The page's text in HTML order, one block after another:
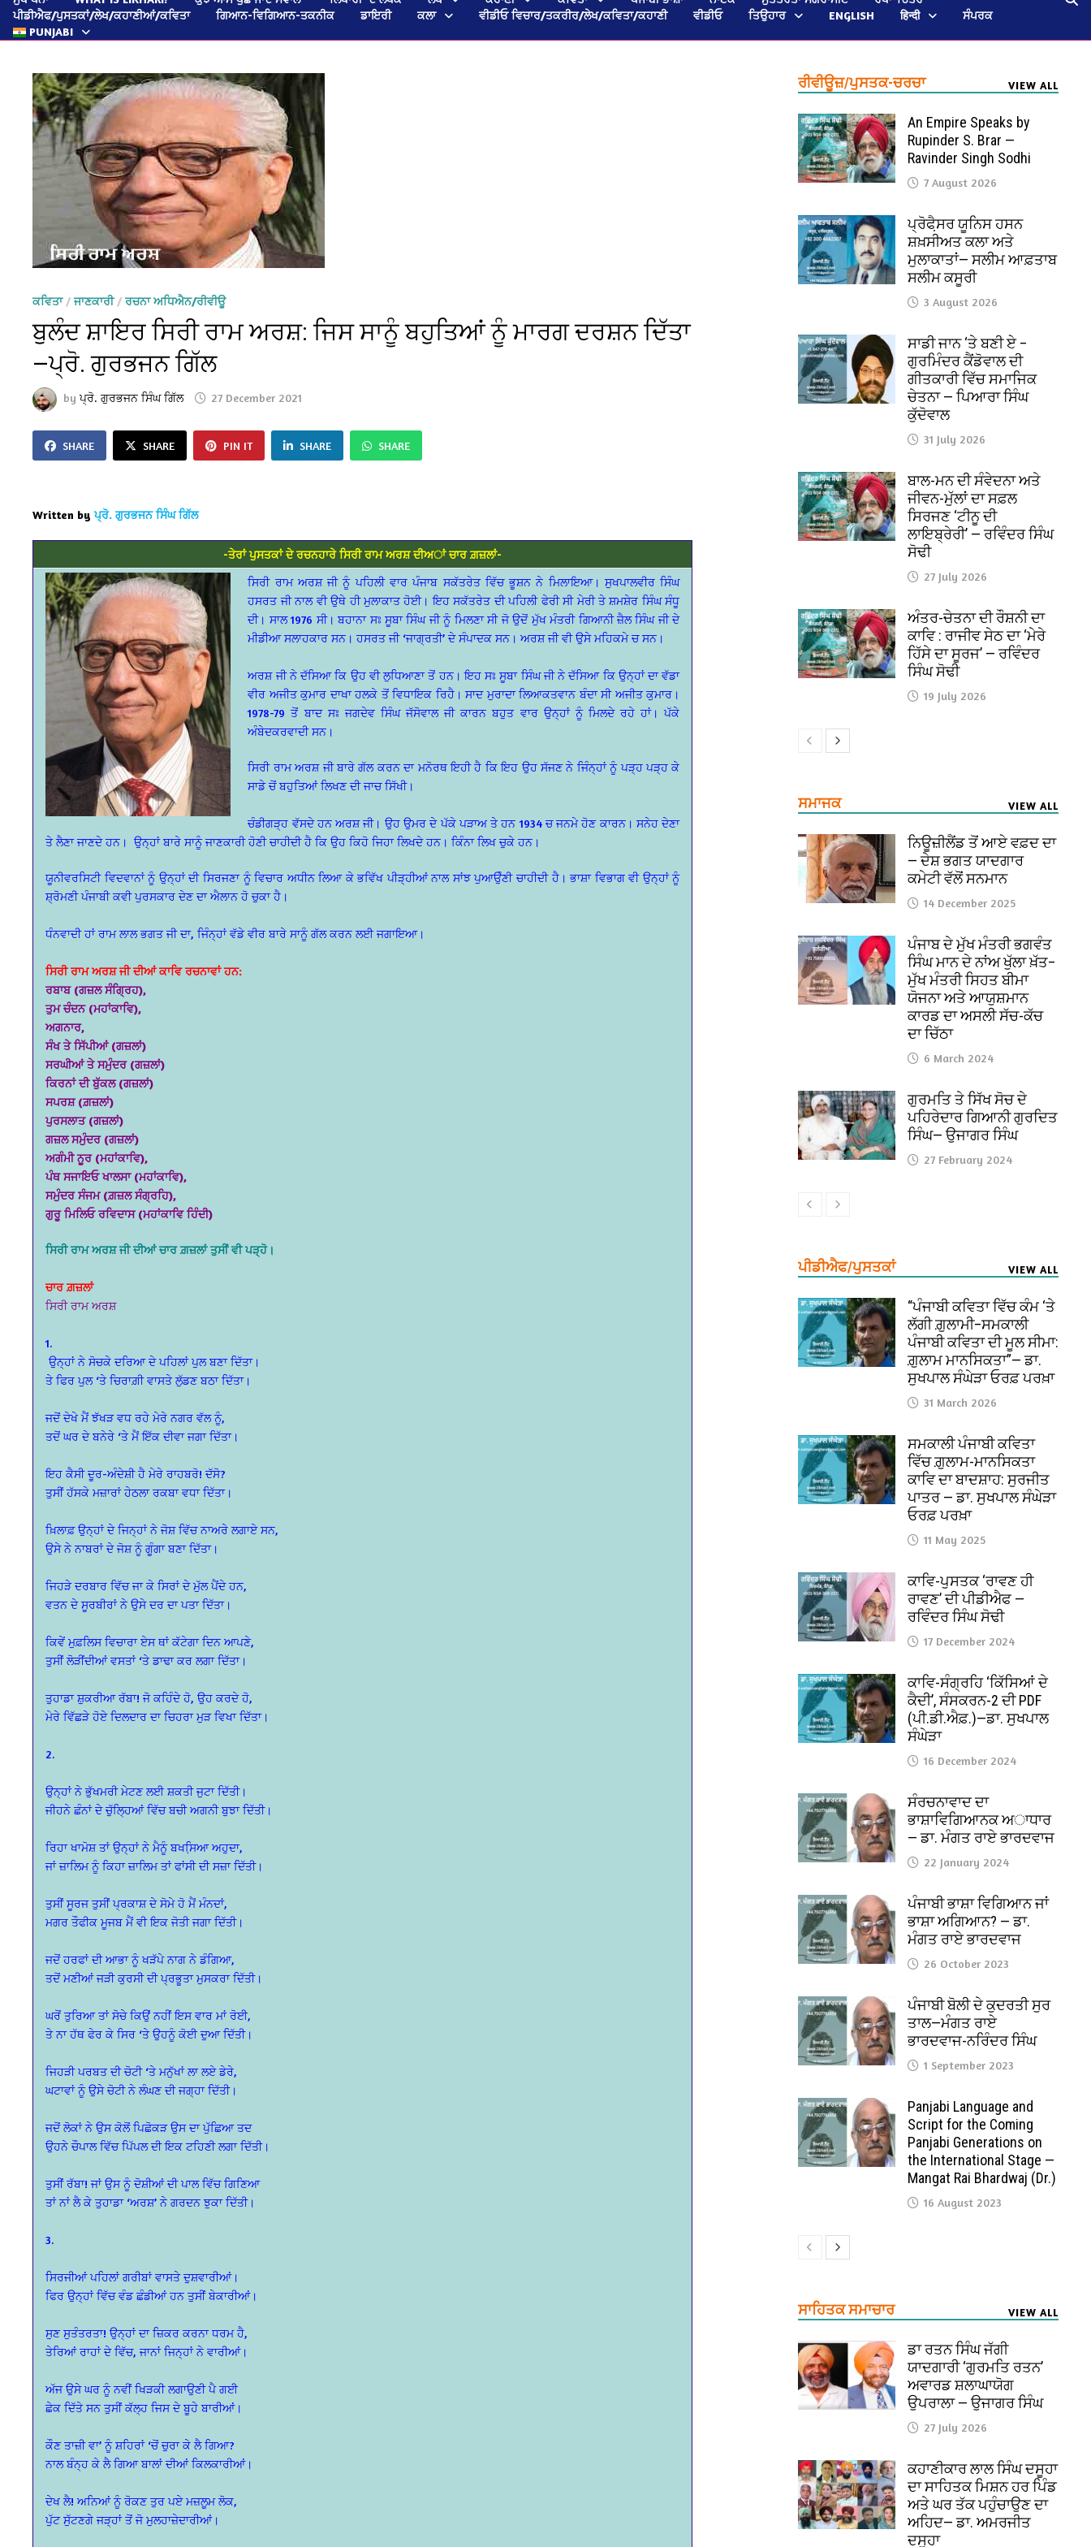
ਪੀਡੀਐਫ/ਪੁਸਤਕਾਂ/ਲੇਖ/ਕਹਾਣੀਆਂ/ਕਵਿਤਾ
ਗਿਆਨ-ਵਿਗਿਆਨ-ਤਕਨੀਕ ਡਾਇਰੀ ਕਲਾ ਵੀਡੀਓ ਵਿਚਾਰ/ਤਕਰੀਰ/ਲੇਖ/ਕਵਿਤਾ/ਕਹਾਣੀ ਵੀਡੀਓ ਤਿਉਹਾਰ ENGLISH हिन्दी
ਸੰਪਰਕ
PUNJABI
ਕਵਿਤਾ/ਜਾਣਕਾਰੀ/ਰਚਨਾ ਅਧਿਐਨ/ਰੀਵੀਊ
ਬੁਲੰਦ ਸ਼ਾਇਰ ਸਿਰੀ ਰਾਮ ਅਰਸ਼: ਜਿਸ ਸਾਨੂੰ ਬਹੁਤਿਆਂ ਨੂੰ ਮਾਰਗ ਦਰਸ਼ਨ ਦਿੱਤਾ
—ਪ੍ਰੋ. ਗੁਰਭਜਨ ਗਿੱਲ
byਪ੍ਰੋ. ਗੁਰਭਜਨ ਸਿੰਘ ਗਿੱਲ 27 December 2021
SHARE SHARE PIN IT SHARE SHARE
Written by ਪ੍ਰੋ. ਗੁਰਭਜਨ ਸਿੰਘ ਗਿੱਲ
-ਤੇਰਾਂ ਪੁਸਤਕਾਂ ਦੇ ਰਚਨਹਾਰੇ ਸਿਰੀ ਰਾਮ ਅਰਸ਼ ਦੀਅਾਂ ਚਾਰ ਗ਼ਜ਼ਲਾਂ-
ਸਿਰੀ ਰਾਮ ਅਰਸ਼ ਜੀ ਨੂੰ ਪਹਿਲੀ ਵਾਰ ਪੰਜਾਬ ਸਕੱਤਰੇਤ ਵਿੱਚ ਭੂਸ਼ਨ ਨੇ ਮਿਲਾਇਆ। ਸੁਖਪਾਲਵੀਰ ਸਿੰਘ
ਹਸਰਤ ਜੀ ਨਾਲ ਵੀ ਉਥੇ ਹੀ ਮੁਲਾਕਾਤ ਹੋਈ। ਇਹ ਸਕੱਤਰੇਤ ਦੀ ਪਹਿਲੀ ਫੇਰੀ ਸੀ ਮੇਰੀ ਤੇ ਸ਼ਮਸ਼ੇਰ ਸਿੰਘ ਸੰਧੂ
ਦੀ। ਸਾਲ 1976 ਸੀ। ਬਹਾਨਾ ਸਃ ਸੂਬਾ ਸਿੰਘ ਜੀ ਨੂੰ ਮਿਲਣਾ ਸੀ ਜੋ ਉਦੋਂ ਮੁੱਖ ਮੰਤਰੀ ਗਿਆਨੀ ਜ਼ੈਲ ਸਿੰਘ ਜੀ ਦੇ
ਮੀਡੀਆ ਸਲਾਹਕਾਰ ਸਨ। ਹਸਰਤ ਜੀ ‘ਜਾਗ੍ਰਤੀ’ ਦੇ ਸੰਪਾਦਕ ਸਨ। ਅਰਸ਼ ਜੀ ਵੀ ਉਸੇ ਮਹਿਕਮੇ ਚ ਸਨ।
ਅਰਸ਼ ਜੀ ਨੇ ਦੱਸਿਆ ਕਿ ਉਹ ਵੀ ਲੁਧਿਆਣਾ ਤੋਂ ਹਨ। ਇਹ ਸਃ ਸੂਬਾ ਸਿੰਘ ਜੀ ਨੇ ਦੱਸਿਆ ਕਿ ਉਨ੍ਹਾਂ ਦਾ ਵੱਡਾ
ਵੀਰ ਅਜੀਤ ਕੁਮਾਰ ਦਾਖਾ ਹਲਕੇ ਤੋਂ ਵਿਧਾਇਕ ਰਿਹੈ। ਸਾਦ ਮੁਰਾਦਾ ਲਿਆਕਤਵਾਨ ਬੰਦਾ ਸੀ ਅਜੀਤ ਕੁਮਾਰ।
1978-79 ਤੋਂ ਬਾਦ ਸਃ ਜਗਦੇਵ ਸਿੰਘ ਜੱਸੋਵਾਲ ਜੀ ਕਾਰਨ ਬਹੁਤ ਵਾਰ ਉਨ੍ਹਾਂ ਨੂੰ ਮਿਲਦੇ ਰਹੇ ਹਾਂ। ਪੱਕੇ
ਅੰਬੇਦਕਰਵਾਦੀ ਸਨ।
ਸਿਰੀ ਰਾਮ ਅਰਸ਼ ਜੀ ਬਾਰੇ ਗੱਲ ਕਰਨ ਦਾ ਮਨੋਰਥ ਇਹੀ ਹੈ ਕਿ ਇਹ ਉਹ ਸੱਜਣ ਨੇ ਜਿੰਨ੍ਹਾਂ ਨੂੰ ਪੜ੍ਹ ਪੜ੍ਹ ਕੇ
ਸਾਡੇ ਚੋਂ ਬਹੁਤਿਆਂ ਲਿਖਣ ਦੀ ਜਾਚ ਸਿੱਖੀ।
ਚੰਡੀਗੜ੍ਹ ਵੱਸਦੇ ਹਨ ਅਰਸ਼ ਜੀ। ਉਹ ਉਮਰ ਦੇ ਪੱਕੇ ਪੜਾਅ ਤੇ ਹਨ 1934 ਚ ਜਨਮੇ ਹੋਣ ਕਾਰਨ। ਸਨੇਹ ਦੇਣਾ
ਤੇ ਲੈਣਾ ਜਾਣਦੇ ਹਨ। ਉਨ੍ਹਾਂ ਬਾਰੇ ਸਾਨੂੰ ਜਾਣਕਾਰੀ ਹੋਣੀ ਚਾਹੀਦੀ ਹੈ ਕਿ ਉਹ ਕਿਹੋ ਜਿਹਾ ਲਿਖਦੇ ਹਨ। ਕਿੰਨਾ ਲਿਖ ਚੁਕੇ ਹਨ।
ਯੂਨੀਵਰਸਿਟੀ ਵਿਦਵਾਨਾਂ ਨੂੰ ਉਨ੍ਹਾਂ ਦੀ ਸਿਰਜਣਾ ਨੂੰ ਵਿਚਾਰ ਅਧੀਨ ਲਿਆ ਕੇ ਭਵਿੱਖ ਪੀੜ੍ਹੀਆਂ ਨਾਲ ਸਾਂਝ ਪੁਆਉੰਣੀ ਚਾਹੀਦੀ ਹੈ। ਭਾਸ਼ਾ ਵਿਭਾਗ ਵੀ ਉਨ੍ਹਾਂ ਨੂੰ
ਸ਼੍ਰੋਮਣੀ ਪੰਜਾਬੀ ਕਵੀ ਪੁਰਸਕਾਰ ਦੇਣ ਦਾ ਐਲਾਨ ਹੋ ਚੁਕਾ ਹੈ।
ਧੰਨਵਾਦੀ ਹਾਂ ਰਾਮ ਲਾਲ ਭਗਤ ਜੀ ਦਾ, ਜਿੰਨ੍ਹਾਂ ਵੱਡੇ ਵੀਰ ਬਾਰੇ ਸਾਨੂੰ ਗੱਲ ਕਰਨ ਲਈ ਜਗਾਇਆ।
ਸਿਰੀ ਰਾਮ ਅਰਸ਼ ਜੀ ਦੀਆਂ ਕਾਵਿ ਰਚਨਾਵਾਂ ਹਨ:
ਰਬਾਬ (ਗਜ਼ਲ ਸੰਗ੍ਰਿਹ),
ਤੁਮ ਚੰਦਨ (ਮਹਾਂਕਾਵਿ),
ਅਗਨਾਰ,
ਸੰਖ ਤੇ ਸਿੱਪੀਆਂ (ਗਜ਼ਲਾਂ)
ਸਰਘੀਆਂ ਤੇ ਸਮੁੰਦਰ (ਗਜ਼ਲਾਂ)
ਕਿਰਨਾਂ ਦੀ ਬੁੱਕਲ (ਗਜ਼ਲਾਂ)
ਸਪਰਸ਼ (ਗ਼ਜ਼ਲਾਂ)
ਪੁਰਸਲਾਤ (ਗਜ਼ਲਾਂ)
ਗਜ਼ਲ ਸਮੁੰਦਰ (ਗਜ਼ਲਾਂ)
ਅਗੰਮੀ ਨੂਰ (ਮਹਾਂਕਾਵਿ),
ਪੰਥ ਸਜਾਇਓ ਖਾਲਸਾ (ਮਹਾਂਕਾਵਿ),
ਸਮੁੰਦਰ ਸੰਜਮ (ਗ਼ਜ਼ਲ ਸੰਗ੍ਰਹਿ),
ਗੁਰੂ ਮਿਲਿਓ ਰਵਿਦਾਸ (ਮਹਾਂਕਾਵਿ ਹਿੰਦੀ)
ਸਿਰੀ ਰਾਮ ਅਰਸ਼ ਜੀ ਦੀਆਂ ਚਾਰ ਗ਼ਜ਼ਲਾਂ ਤੁਸੀਂ ਵੀ ਪੜ੍ਹੋ।
ਚਾਰ ਗ਼ਜ਼ਲਾਂ
ਸਿਰੀ ਰਾਮ ਅਰਸ਼
1.
ਉਨ੍ਹਾਂ ਨੇ ਸੋਚਕੇ ਦਰਿਆ ਦੇ ਪਹਿਲਾਂ ਪੁਲ ਬਣਾ ਦਿੱਤਾ।
ਤੇ ਫਿਰ ਪੁਲ ‘ਤੇ ਚਿਰਾਗ਼ੀ ਵਾਸਤੇ ਲੁੱਡਣ ਬਠਾ ਦਿੱਤਾ।
ਜਦੋਂ ਦੇਖੇ ਮੈਂ ਝੱਖੜ ਵਧ ਰਹੇ ਮੇਰੇ ਨਗਰ ਵੱਲ ਨੂੰ,
ਤਦੋਂ ਘਰ ਦੇ ਬਨੇਰੇ ‘ਤੇ ਮੈਂ ਇੱਕ ਦੀਵਾ ਜਗਾ ਦਿੱਤਾ।
ਇਹ ਕੈਸੀ ਦੂਰ-ਅੰਦੇਸ਼ੀ ਹੈ ਮੇਰੇ ਰਾਹਬਰੋ! ਦੱਸੋ?
ਤੁਸੀਂ ਹੱਸਕੇ ਮਜ਼ਾਰਾਂ ਹੇਠਲਾ ਰਕਬਾ ਵਧਾ ਦਿੱਤਾ।
ਖ਼ਿਲਾਫ਼ ਉਨ੍ਹਾਂ ਦੇ ਜਿਨ੍ਹਾਂ ਨੇ ਜੋਸ਼ ਵਿੱਚ ਨਾਅਰੇ ਲਗਾਏ ਸਨ,
ਉਸੇ ਨੇ ਨਾਬਰਾਂ ਦੇ ਜੋਸ਼ ਨੂੰ ਗੂੰਗਾ ਬਣਾ ਦਿੱਤਾ।
ਜਿਹੜੇ ਦਰਬਾਰ ਵਿੱਚ ਜਾ ਕੇ ਸਿਰਾਂ ਦੇ ਮੁੱਲ ਪੈਂਦੇ ਹਨ,
ਵਤਨ ਦੇ ਸੂਰਬੀਰਾਂ ਨੇ ਉਸੇ ਦਰ ਦਾ ਪਤਾ ਦਿੱਤਾ।
ਕਿਵੇਂ ਮੁਫ਼ਲਿਸ ਵਿਚਾਰਾ ਏਸ ਥਾਂ ਕੱਟੇਗਾ ਦਿਨ ਆਪਣੇ,
ਤੁਸੀਂ ਲੋੜੀਂਦੀਆਂ ਵਸਤਾਂ ‘ਤੇ ਡਾਢਾ ਕਰ ਲਗਾ ਦਿੱਤਾ।
ਤੁਹਾਡਾ ਸ਼ੁਕਰੀਆ ਰੱਬਾ! ਜੋ ਕਹਿੰਦੇ ਹੋ, ਉਹ ਕਰਦੇ ਹੋ,
ਮੇਰੇ ਵਿੱਛੜੇ ਹੋਏ ਦਿਲਦਾਰ ਦਾ ਚਿਹਰਾ ਮੁੜ ਵਿਖਾ ਦਿੱਤਾ।
2.
ਉਨ੍ਹਾਂ ਨੇ ਭੁੱਖਮਰੀ ਮੇਟਣ ਲਈ ਸ਼ਕਤੀ ਜੁਟਾ ਦਿੱਤੀ।
ਜੀਹਨੇ ਛੰਨਾਂ ਦੇ ਚੁੱਲ੍ਹਿਆਂ ਵਿੱਚ ਬਚੀ ਅਗਨੀ ਬੁਝਾ ਦਿੱਤੀ।
ਰਿਹਾ ਖਾਮੋਸ਼ ਤਾਂ ਉਨ੍ਹਾਂ ਨੇ ਮੈਨੂੰ ਬਖਸਿ਼ਆ ਅਹੁਦਾ,
ਜਾਂ ਜ਼ਾਲਿਮ ਨੂੰ ਕਿਹਾ ਜ਼ਾਲਿਮ ਤਾਂ ਫਾਂਸੀ ਦੀ ਸਜ਼ਾ ਦਿੱਤੀ।
ਤੁਸੀਂ ਸੂਰਜ ਤੁਸੀਂ ਪ੍ਰਕਾਸ਼ ਦੇ ਸੋਮੇ ਹੋ ਮੈਂ ਮੰਨਦਾਂ,
ਮਗਰ ਤੌਫੀਕ ਮੂਜਬ ਮੈਂ ਵੀ ਇਕ ਜੋਤੀ ਜਗਾ ਦਿੱਤੀ।
ਜਦੋਂ ਹਰਫਾਂ ਦੀ ਆਭਾ ਨੂੰ ਖੜੱਪੇ ਨਾਗ ਨੇ ਡੰਗਿਆ,
ਤਦੋਂ ਮਣੀਆਂ ਜੜੀ ਕੁਰਸੀ ਦੀ ਪ੍ਰਭੂਤਾ ਮੁਸਕਰਾ ਦਿੱਤੀ।
ਘਰੋਂ ਤੁਰਿਆ ਤਾਂ ਸੋਚੇ ਕਿਉਂ ਨਹੀਂ ਇਸ ਵਾਰ ਮਾਂ ਰੋਈ,
ਤੇ ਨਾ ਹੱਥ ਫੇਰ ਕੇ ਸਿਰ ‘ਤੇ ਉਹਨੂੰ ਕੋਈ ਦੁਆ ਦਿੱਤੀ।
ਜਿਹੜੀ ਪਰਬਤ ਦੀ ਚੋਟੀ ‘ਤੇ ਮਨੁੱਖਾਂ ਲਾ ਲਏ ਡੇਰੇ,
ਘਟਾਵਾਂ ਨੂੰ ਉਸੇ ਚੋਟੀ ਨੇ ਲੰਘਣ ਦੀ ਜਗ੍ਹਾ ਦਿੱਤੀ।
ਜਦੋਂ ਲੋਕਾਂ ਨੇ ਉਸ ਕੋਲੋਂ ਪਿਛੋਕੜ ਉਸ ਦਾ ਪੁੱਛਿਆ ਤਦ
ਉਹਨੇ ਚੌਪਾਲ ਵਿੱਚ ਪਿੱਪਲ ਦੀ ਇਕ ਟਹਿਣੀ ਲਗਾ ਦਿੱਤੀ।
ਤੁਸੀਂ ਰੱਬਾ! ਜਾਂ ਉਸ ਨੂੰ ਦੋਸ਼ੀਆਂ ਦੀ ਪਾਲ ਵਿੱਚ ਗਿਣਿਆ
ਤਾਂ ਨਾਂ ਲੈ ਕੇ ਤੁਹਾਡਾ ‘ਅਰਸ਼’ ਨੇ ਗਰਦਨ ਝੁਕਾ ਦਿੱਤੀ।
3.
ਸਿਰਜੀਆਂ ਪਹਿਲਾਂ ਗਰੀਬਾਂ ਵਾਸਤੇ ਦੁਸ਼ਵਾਰੀਆਂ।
ਫਿਰ ਉਨ੍ਹਾਂ ਵਿੱਚ ਵੰਡ ਛੰਡੀਆਂ ਹਨ ਤੁਸੀਂ ਬੇਕਾਰੀਆਂ।
ਸੁਣ ਸੁਤੰਤਰਤਾ! ਉਨ੍ਹਾਂ ਦਾ ਜ਼ਿਕਰ ਕਰਨਾ ਧਰਮ ਹੈ,
ਤੇਰਿਆਂ ਰਾਹਾਂ ਦੇ ਵਿੱਚ, ਜਾਨਾਂ ਜਿਨ੍ਹਾਂ ਨੇ ਵਾਰੀਆਂ।
ਅੱਜ ਉਸੇ ਘਰ ਨੂੰ ਨਵੀਂ ਖਿੜਕੀ ਲਗਾਉਣੀ ਪੈ ਗਈ
ਛੇਕ ਦਿੱਤੇ ਸਨ ਤੁਸੀਂ ਕੱਲ੍ਹ ਜਿਸ ਦੇ ਬੂਹੇ ਬਾਰੀਆਂ।
ਕੌਣ ਤਾਜ਼ੀ ਵਾ’ ਨੂੰ ਸ਼ਹਿਰਾਂ ‘ਚੋਂ ਚੁਰਾ ਕੇ ਲੈ ਗਿਆ?
ਨਾਲ ਬੰਨ੍ਹ ਕੇ ਲੈ ਗਿਆ ਬਾਲਾਂ ਦੀਆਂ ਕਿਲਕਾਰੀਆਂ।
ਦੇਖ ਲੈ! ਅਨਿਆਂ ਨੂੰ ਰੋਕਣ ਤੁਰ ਪਏ ਮਜ਼ਲੂਮ ਲੋਕ,
ਪੁੱਟ ਸੁੱਟਣਗੇ ਜੜ੍ਹਾਂ ਤੋਂ ਜੋ ਮੁਲਹਾਜ਼ੇਦਾਰੀਆਂ।
ਰੀਵੀਊਜ਼/ਪੁਸਤਕ-ਚਰਚਾ VIEW ALL
An Empire Speaks by
Rupinder S. Brar —
Ravinder Singh Sodhi
7 August 2026
ਪ੍ਰੋਫੈ਼ਸਰ ਯੂਨਿਸ ਹਸਨ
ਸ਼ਖ਼ਸੀਅਤ ਕਲਾ ਅਤੇ
ਮੁਲਾਕਾਤਾਂ— ਸਲੀਮ ਆਫ਼ਤਾਬ
ਸਲੀਮ ਕਸੂਰੀ
3 August 2026
ਸਾਡੀ ਜਾਨ ‘ਤੇ ਬਣੀ ਏ –
ਗੁਰਮਿੰਦਰ ਕੈਂਡੋਵਾਲ ਦੀ
ਗੀਤਕਾਰੀ ਵਿੱਚ ਸਮਾਜਿਕ
ਚੇਤਨਾ — ਪਿਆਰਾ ਸਿੰਘ
ਕੁੱਦੋਵਾਲ
31 July 2026
ਬਾਲ-ਮਨ ਦੀ ਸੰਵੇਦਨਾ ਅਤੇ
ਜੀਵਨ-ਮੁੱਲਾਂ ਦਾ ਸਫ਼ਲ
ਸਿਰਜਣ ‘ਟੀਨੂ ਦੀ
ਲਾਇਬ੍ਰੇਰੀ’ — ਰਵਿੰਦਰ ਸਿੰਘ
ਸੋਢੀ
27 July 2026
ਅੰਤਰ-ਚੇਤਨਾ ਦੀ ਰੌਸ਼ਨੀ ਦਾ
ਕਾਵਿ : ਰਾਜੀਵ ਸੇਠ ਦਾ ‘ਮੇਰੇ
ਹਿੱਸੇ ਦਾ ਸੂਰਜ’ — ਰਵਿੰਦਰ
ਸਿੰਘ ਸੋਢੀ
19 July 2026
ਸਮਾਜਕ VIEW ALL
ਨਿਊਜ਼ੀਲੈਂਡ ਤੋਂ ਆਏ ਵਫ਼ਦ ਦਾ
— ਦੇਸ਼ ਭਗਤ ਯਾਦਗਾਰ
ਕਮੇਟੀ ਵੱਲੋਂ ਸਨਮਾਨ
14 December 2025
ਪੰਜਾਬ ਦੇ ਮੁੱਖ ਮੰਤਰੀ ਭਗਵੰਤ
ਸਿੰਘ ਮਾਨ ਦੇ ਨਾਂਅ ਖੁੱਲਾ ਖ਼ੱਤ–
ਮੁੱਖ ਮੰਤਰੀ ਸਿਹਤ ਬੀਮਾ
ਯੋਜਨਾ ਅਤੇ ਆਯੁਸ਼ਮਾਨ
ਕਾਰਡ ਦਾ ਅਸਲੀ ਸੱਚ-ਕੱਚ
ਦਾ ਚਿੱਠਾ
6 March 2024
ਗੁਰਮਤਿ ਤੇ ਸਿੱਖ ਸੋਚ ਦੇ
ਪਹਿਰੇਦਾਰ ਗਿਆਨੀ ਗੁਰਦਿਤ
ਸਿੰਘ— ਉਜਾਗਰ ਸਿੰਘ
27 February 2024
ਪੀਡੀਐਫ/ਪੁਸਤਕਾਂ VIEW ALL
“ਪੰਜਾਬੀ ਕਵਿਤਾ ਵਿੱਚ ਕੰਮ ‘ਤੇ
ਲੱਗੀ ਗ਼ੁਲਾਮੀ–ਸਮਕਾਲੀ
ਪੰਜਾਬੀ ਕਵਿਤਾ ਦੀ ਮੂਲ ਸੀਮਾ:
ਗ਼ੁਲਾਮ ਮਾਨਸਿਕਤਾ”— ਡਾ.
ਸੁਖਪਾਲ ਸੰਘੇੜਾ ਓਰਫ਼ ਪਰਖ਼ਾ
31 March 2026
ਸਮਕਾਲੀ ਪੰਜਾਬੀ ਕਵਿਤਾ
ਵਿੱਚ ਗ਼ੁਲਾਮ-ਮਾਨਸਿਕਤਾ
ਕਾਵਿ ਦਾ ਬਾਦਸ਼ਾਹ: ਸੁਰਜੀਤ
ਪਾਤਰ — ਡਾ. ਸੁਖਪਾਲ ਸੰਘੇੜਾ
ਓਰਫ਼ ਪਰਖ਼ਾ
11 May 2025
ਕਾਵਿ-ਪੁਸਤਕ ‘ਰਾਵਣ ਹੀ
ਰਾਵਣ’ ਦੀ ਪੀਡੀਐਫ —
ਰਵਿੰਦਰ ਸਿੰਘ ਸੋਢੀ
17 December 2024
ਕਾਵਿ-ਸੰਗ੍ਰਹਿ ‘ਕਿੱਸਿਆਂ ਦੇ
ਕੈਦੀ’, ਸੰਸਕਰਨ-2 ਦੀ PDF
(ਪੀ.ਡੀ.ਐਫ਼.)—ਡਾ. ਸੁਖਪਾਲ
ਸੰਘੇੜਾ
16 December 2024
ਸੰਰਚਨਾਵਾਦ ਦਾ
ਭਾਸ਼ਾਵਿਗਿਆਨਕ ਅਾਧਾਰ
— ਡਾ. ਮੰਗਤ ਰਾਏ ਭਾਰਦਵਾਜ
22 January 2024
ਪੰਜਾਬੀ ਭਾਸ਼ਾ ਵਿਗਿਆਨ ਜਾਂ
ਭਾਸ਼ਾ ਅਗਿਆਨ? — ਡਾ.
ਮੰਗਤ ਰਾਏ ਭਾਰਦਵਾਜ
26 October 2023
ਪੰਜਾਬੀ ਬੋਲੀ ਦੇ ਕੁਦਰਤੀ ਸੁਰ
ਤਾਲ—ਮੰਗਤ ਰਾਏ
ਭਾਰਦਵਾਜ-ਨਰਿੰਦਰ ਸਿੰਘ
1 September 2023
Panjabi Language and
Script for the Coming
Panjabi Generations on
the International Stage —
Mangat Rai Bhardwaj (Dr.)
16 August 2023
ਸਾਹਿਤਕ ਸਮਾਚਾਰ VIEW ALL
ਡਾ ਰਤਨ ਸਿੰਘ ਜੱਗੀ
ਯਾਦਗਾਰੀ ‘ਗੁਰਮਤਿ ਰਤਨ’
ਅਵਾਰਡ ਸ਼ਲਾਘਾਯੋਗ
ਉਪਰਾਲਾ — ਉਜਾਗਰ ਸਿੰਘ
27 July 2026
ਕਹਾਣੀਕਾਰ ਲਾਲ ਸਿੰਘ ਦਸੂਹਾ
ਦਾ ਸਾਹਿਤਕ ਮਿਸ਼ਨ ਹਰ ਪਿੰਡ
ਅਤੇ ਘਰ ਤੱਕ ਪਹੁੰਚਾਉਣ ਦਾ
ਅਹਿਦ— ਡਾ. ਅਮਰਜੀਤ
ਦਸੂਹਾ